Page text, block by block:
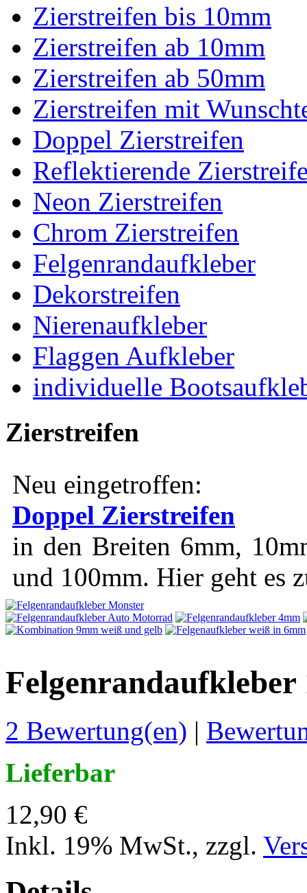
Zierstreifen bis 10mm
Zierstreifen ab 10mm
Zierstreifen ab 50mm
Zierstreifen mit
Doppel Zierstreifen
Reflektierende
Neon Zierstreifen
Chrom Zierstreifen
Felgenrandaufkleber
Dekorstreifen
Nierenaufkleber
Flaggen Aufkleber
individuelle
Zierstreifen
Neu eingetroffen:
Doppel Zierstreifen
in den Breiten 6mm,
und 100mm. Hier geht es
Felgenrandaufkleber
2 Bewertung(en) |
Lieferbar
12,90 €
Inkl. 19% MwSt., zzgl.